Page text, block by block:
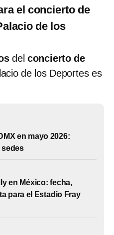
el concierto de
de los
del concierto de
de los Deportes es
en mayo 2026:
sedes
en México: fecha,
para el Estadio Fray